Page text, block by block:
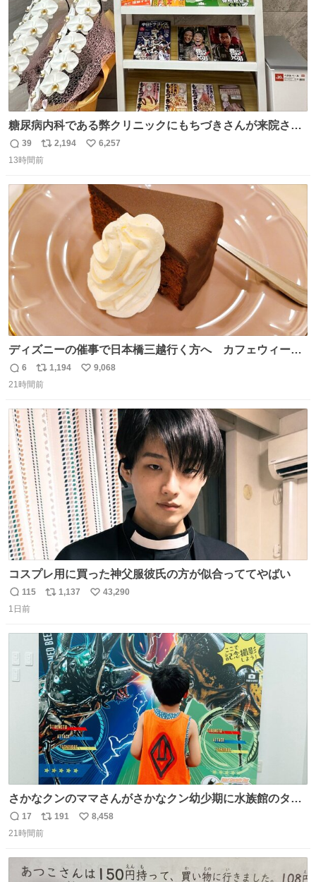
糖尿病内科である弊クリニックにもちづきさんが来院され
ました。
返
信
39
リ
ポ
ト
2,194
い
数
6,257
13時間前
ディズニーの催事で日本橋三越行く方へ カフェウィーン
のザッハトルテを食べてください
返
信
6
リ
ポ
ト
数
1,194
い
数
9,068
21時間前
コスプレ用に買った神父服彼氏の方が似合っててやばい
返
信
115
リ
ト
数
1,137
い
数
43,290
1日前
さかなクンのママさんがさかなクン幼少期に水族館のタコ
水槽の前で1時間以上粘る彼に付き合ったらしいけれど、
先日昆虫博でカブトムシを触り続ける息子に5時間付き合
返
信
17
リ
ポ
ト
191
い
数
8,458
21時間前